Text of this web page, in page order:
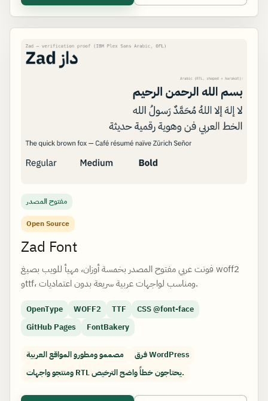
مفتوح المصدر
Open Source
Zad Font
فونت عربي مفتوح المصدر بخمسة أوزان، مهيأ للويب بصيغ woff2
وttf، ومناسب لواجهات عربية سريعة بدون اعتماديات.
OpenType WOFF2 TTF
CSS @font-face
GitHub Pages
FontBakery
مصممو ومطورو المواقع العربية
فرق WordPress
ومنتجو واجهات RTL يحتاجون خطاً واضح الترخيص.